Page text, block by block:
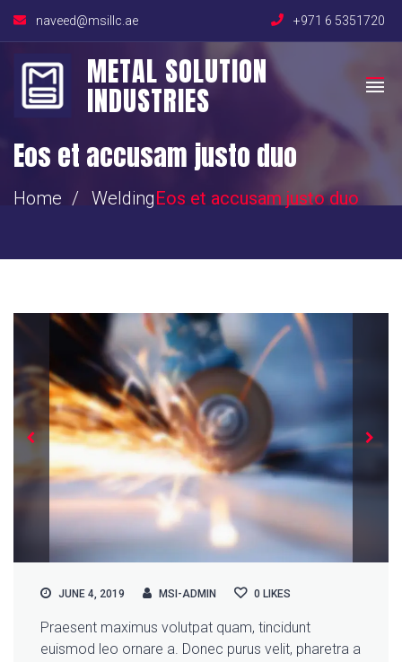
naveed@msillc.ae +971 6 5351720
METAL SOLUTION
INDUSTRIES
Eos et accusam justo duo
Home WeldingEos et accusam justo duo
JUNE 4, 2019 MSI-ADMIN 0 LIKES
Praesent maximus volutpat quam, tincidunt
euismod leo ornare a. Donec purus velit, pharetra a